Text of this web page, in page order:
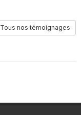
Tous nos témoignages